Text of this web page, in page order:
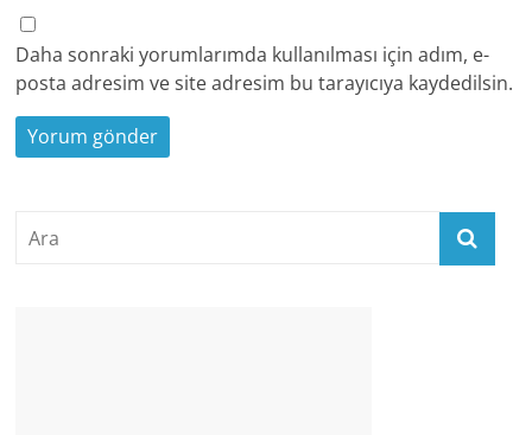
Daha sonraki yorumlarımda kullanılması için adım, e-
posta adresim ve site adresim bu tarayıcıya kaydedilsin.